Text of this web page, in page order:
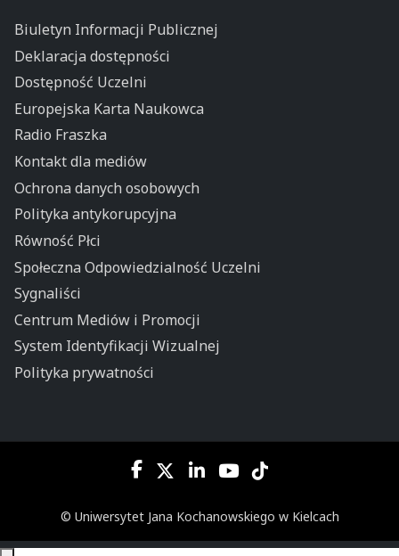
Biuletyn Informacji Publicznej
Deklaracja dostępności
Dostępność Uczelni
Europejska Karta Naukowca
Radio Fraszka
Kontakt dla mediów
Ochrona danych osobowych
Polityka antykorupcyjna
Równość Płci
Społeczna Odpowiedzialność Uczelni
Sygnaliści
Centrum Mediów i Promocji
System Identyfikacji Wizualnej
Polityka prywatności
© Uniwersytet Jana Kochanowskiego w Kielcach